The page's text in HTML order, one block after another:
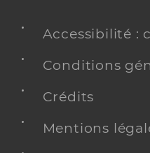
Accessibilité :
Conditions
Crédits
Mentions